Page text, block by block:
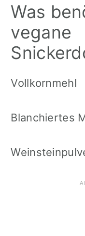
Was
vegane
Vollkornmehl
Blanchiertes